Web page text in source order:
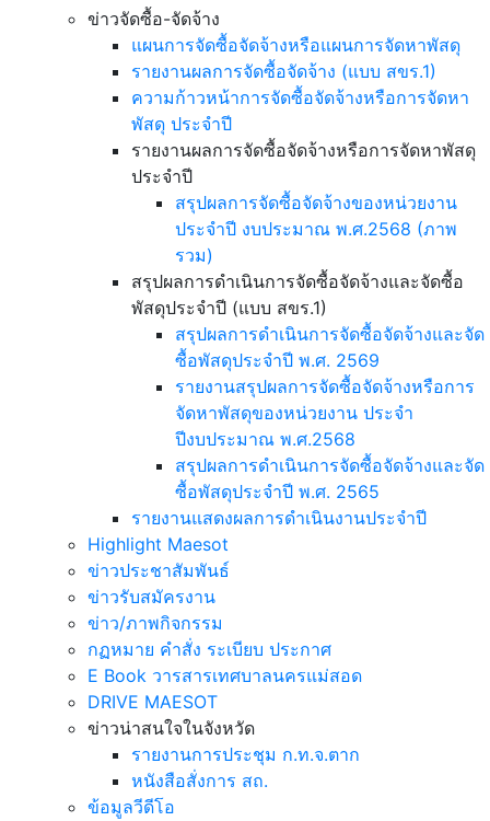
ข่าวจัดซื้อ-จัดจ้าง
แผนการจัดซื้อจัดจ้างหรือแผนการจัดหาพัสดุ
รายงานผลการจัดซื้อจัดจ้าง (แบบ สขร.1)
ความก้าวหน้าการจัดซื้อจัดจ้างหรือการจัดหา
พัสดุ ประจำปี
รายงานผลการจัดซื้อจัดจ้างหรือการจัดหาพัสดุ
ประจำปี
สรุปผลการจัดซื้อจัดจ้างของหน่วยงาน
ประจำปี งบประมาณ พ.ศ.2568 (ภาพ
รวม)
สรุปผลการดำเนินการจัดซื้อจัดจ้างและจัดซื้อ
พัสดุประจำปี (แบบ สขร.1)
สรุปผลการดำเนินการจัดซื้อจัดจ้างและจัด
ซื้อพัสดุประจำปี พ.ศ. 2569
รายงานสรุปผลการจัดซื้อจัดจ้างหรือการ
จัดหาพัสดุของหน่วยงาน ประจำ
ปีงบประมาณ พ.ศ.2568
สรุปผลการดำเนินการจัดซื้อจัดจ้างและจัด
ซื้อพัสดุประจำปี พ.ศ. 2565
รายงานแสดงผลการดำเนินงานประจำปี
Highlight Maesot
ข่าวประชาสัมพันธ์
ข่าวรับสมัครงาน
ข่าว/ภาพกิจกรรม
กฏหมาย คำสั่ง ระเบียบ ประกาศ
E Book วารสารเทศบาลนครแม่สอด
DRIVE MAESOT
ข่าวน่าสนใจในจังหวัด
รายงานการประชุม ก.ท.จ.ตาก
หนังสือสั่งการ สถ.
ข้อมูลวีดีโอ